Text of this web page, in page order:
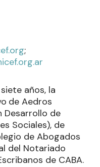
;
años, la
de Aedros
Desarrollo de
Sociales), de
de Abogados
del Notariado
de CABA.